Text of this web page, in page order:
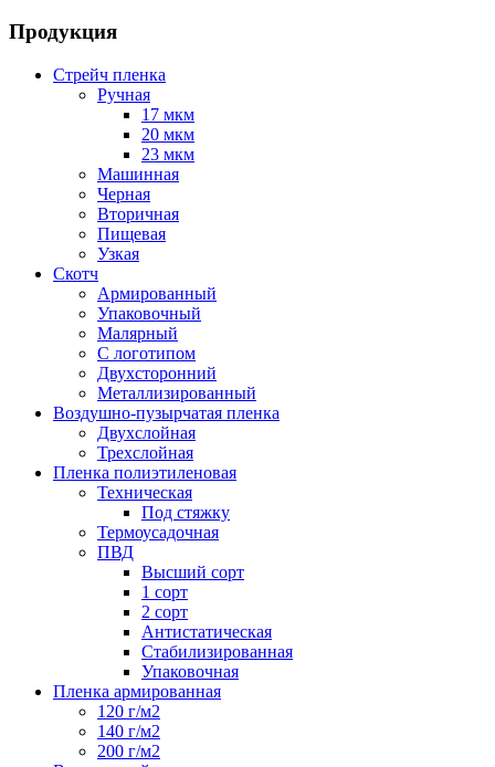
Продукция
Стрейч пленка
Ручная
17 мкм
20 мкм
23 мкм
Машинная
Черная
Вторичная
Пищевая
Узкая
Скотч
Армированный
Упаковочный
Малярный
С логотипом
Двухсторонний
Металлизированный
Воздушно-пузырчатая пленка
Двухслойная
Трехслойная
Пленка полиэтиленовая
Техническая
Под стяжку
Термоусадочная
ПВД
Высший сорт
1 сорт
2 сорт
Антистатическая
Стабилизированная
Упаковочная
Пленка армированная
120 г/м2
140 г/м2
200 г/м2